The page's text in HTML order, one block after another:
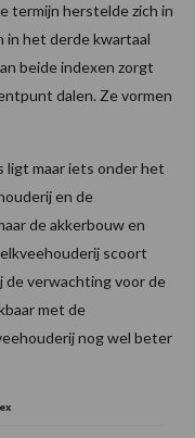
termijn herstelde zich in
het derde kwartaal
beide indexen zorgt
dalen. Ze vormen
ligt maar iets onder het
en de
de akkerbouw en
scoort
de verwachting voor de
met de
nog wel beter